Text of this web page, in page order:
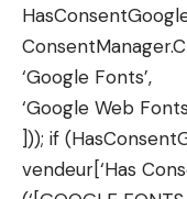
‘Google Fonts’,
‘Google Web
])); if
vendeur[‘Has